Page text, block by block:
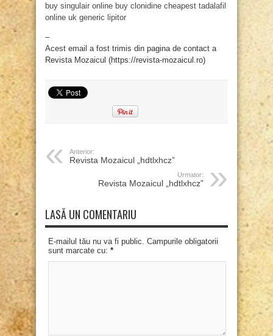
buy singulair online buy clonidine cheapest tadalafil
online uk generic lipitor
–
Acest email a fost trimis din pagina de contact a
Revista Mozaicul (https://revista-mozaicul.ro)
Anterior:
Revista Mozaicul „hdtlxhcz”
Urmator:
Revista Mozaicul „hdtlxhcz”
LASĂ UN COMENTARIU
E-mailul tău nu va fi public. Campurile obligatorii
sunt marcate cu: *